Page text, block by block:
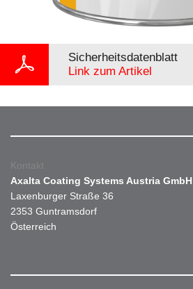
Sicherheitsdatenblatt
Link zum Artikel
Kontakt
Axalta Coating Systems Austria GmbH
Laxenburger Straße 36
2353 Guntramsdorf
Österreich